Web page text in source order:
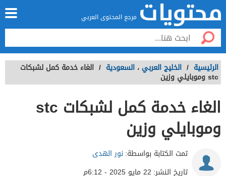
مرجع المحتوى العربي
الرئيسية / الخليج العربي ، السعودية / الغاء خدمة كمل لشبكات
stc وموبايلي وزين
الغاء خدمة كمل لشبكات stc
وموبايلي وزين
تمت الكتابة بواسطة: نور الهدى
تاريخ النشر: 22 مايو 2025 - 6:12م